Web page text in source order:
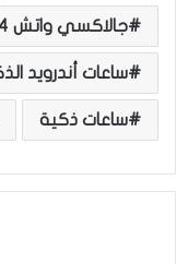
جالاكسي واتش 4 كلاسيك
ساعات أندرويد
ساعات ذكية